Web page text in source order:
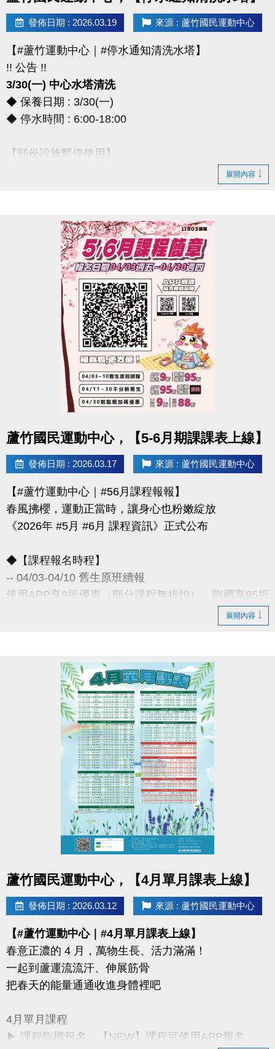
用），須現場報名繳費使用。
想報名期課及家教班的運動好友們，千萬別錯過喔～～～
發佈日期 : 2026.03.19 來源 : 蘆竹國民運動中心
【#蘆竹運動中心｜#停水通知清洗水塔】
!! 公告 !!
3/30(一) 中心水塔清洗
◆ 保養日期 : 3/30(一)
◆ 停水時間 : 6:00-18:00
【部份設施暫停使用】
*** 造成不便，敬請見諒 ***
-洽詢專線：03-2639066 #111、112
-官網 :
https://www.lzsports.com.tw/zh_TW/news/pageID/1/
-FB : 桃園市蘆竹國民運動中心
-IG : @luzhusports
展開內容
蘆竹國民運動中心，【5-6月期課課表上線】
發佈日期 : 2026.03.17 來源 : 蘆竹國民運動中心
【#蘆竹運動中心｜#56月課程報報】
春風拂櫻，運動正當時，讓身心也粉嫩綻放
《2026年 #5月 #6月 課程資訊》正式公布
◆【課程報名時程】
-- 04/03-04/10 舊生原班續報
使用APP享9折優惠（部分課程無折扣），臨櫃享95折
◆【舊生定義】
報名完整3-4月期課、4月單月課程
且開班成功，無中途退費之學員
04/11-04/30 不分新舊生
APP報名享95折優惠
04/30 前 本期臨櫃報名
《 有 加碼優惠 喔 》
同一人報名三門以上 → 88折優惠
同一人報名兩門以上 → 9折優惠
連絡資訊
-洽詢專線：03-2639066 #115、116
https://www.lzsports.com.tw/zh_TW/news/pageID/1/
-FB : 桃園市蘆竹國民運動中心
-IG : @luzhusports
展開內容
蘆竹國民運動中心，【4月單月課表上線】
發佈日期 : 2026.03.12 來源 : 蘆竹國民運動中心
【#蘆竹運動中心｜#4月單月課表上線】
春意正濃的 4 月，萬物生長、活力滿滿！
一起到蘆運流流汗、伸展筋骨
把春天的能量通通收進身體裡吧
4月單月課程
▶ 課程臨櫃報名，【NEW】課程可使用APP報名。